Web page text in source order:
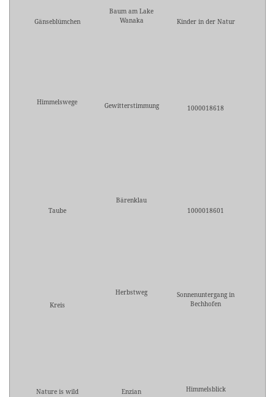
Gänseblümchen
Baum am Lake
Wanaka
Kinder in der Natur
Himmelswege Gewitterstimmung 1000018618
Taube
Bärenklau
1000018601
Kreis
Herbstweg
Sonnenuntergang in
Bechhofen
Nature is wild Enzian Himmelsblick